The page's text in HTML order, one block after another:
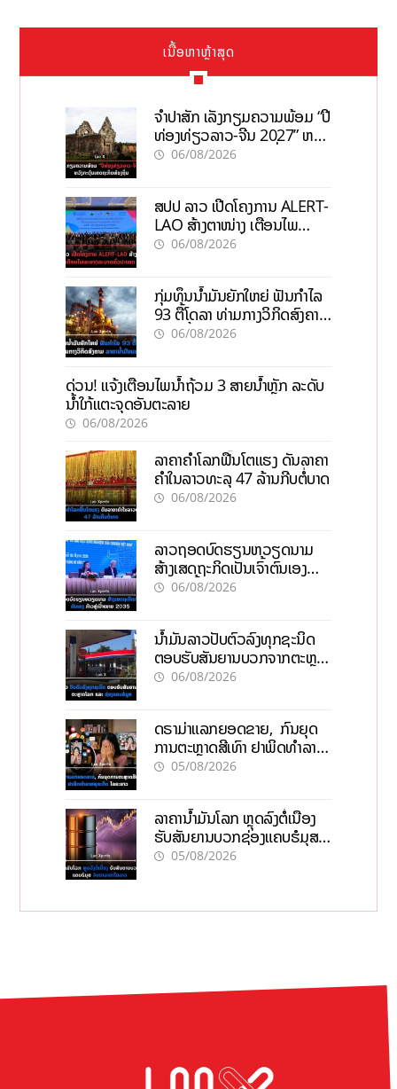
ເນື້ອຫາຫຼ້າສຸດ
ຈຳປາສັກ ເລັ່ງກຽມຄວາມພ້ອມ “ປີ
ທ່ອງທ່ຽວລາວ-ຈີນ 2027” ຫວັງ
ກະຕຸ້ນເສດຖະກິດທ້ອງຖິ່ນ
06/08/2026
ສປປ ລາວ ເປີດໂຄງການ ALERT-
LAO ສ້າງຕາໜ່າງ ເຕືອນໄພ
ພະຍາດລະບາດທົ່ວປະເທດ
06/08/2026
ກຸ່ມທຶນນ້ຳມັນຍັກໃຫຍ່ ຟັນກຳໄລ
93 ຕື້ໂດລາ ທ່າມກາງວິກິດສົງຄາມ
ລາຄານໍ້າມັນແພງ
06/08/2026
ດ່ວນ! ແຈ້ງເຕືອນໄພນໍ້າຖ້ວມ 3 ສາຍນໍ້າຫຼັກ ລະດັບ
ນໍ້າໃກ້ແຕະຈຸດອັນຕະລາຍ
06/08/2026
ລາຄາຄຳໂລກຟື້ນໂຕແຮງ ດັນລາຄາ
ຄຳໃນລາວທະລຸ 47 ລ້ານກີບຕໍ່ບາດ
06/08/2026
ລາວຖອດບົດຮຽນຫວຽດນາມ
ສ້າງເສດຖະກິດເປັນເຈົ້າຕົນເອງ
ກ້າວສູ່ເປົ້າໝາຍ 2035
06/08/2026
ນໍ້າມັນລາວປັບຕົວລົງທຸກຊະນິດ
ຕອບຮັບສັນຍານບວກຈາກຕະຫຼາດ
ໂລກ ແລະ ຊ່ອງແຄບຮໍມູສ
06/08/2026
ດຣາມ່າແລກຍອດຂາຍ, ກົນຍຸດ
ການຕະຫຼາດສີເທົາ ຢາພິດທຳລາຍ
ທຸລະກິດ ໄລຍະຍາວ
05/08/2026
ລາຄານ້ຳມັນໂລກ ຫຼຸດລົງຕໍ່ເນື່ອງ
ຮັບສັນຍານບວກຊ່ອງແຄບຮໍມຸສ
ຈັບຕາລາຄາໃນລາວ
05/08/2026